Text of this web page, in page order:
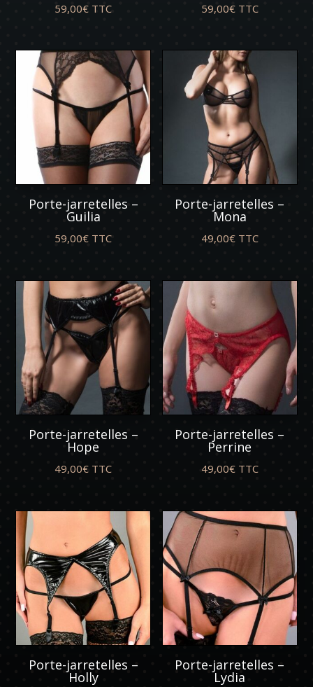
59,00€ TTC 59,00€ TTC
Porte-jarretelles –
Guilia
59,00€ TTC
Porte-jarretelles –
Mona
49,00€ TTC
Porte-jarretelles –
Hope
49,00€ TTC
Porte-jarretelles –
Perrine
49,00€ TTC
Porte-jarretelles –
Holly
Porte-jarretelles –
Lydia